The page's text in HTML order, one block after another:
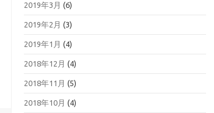
2019年3月 (6)
2019年2月 (3)
2019年1月 (4)
2018年12月 (4)
2018年11月 (5)
2018年10月 (4)